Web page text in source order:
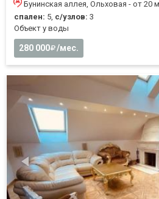
Бунинская аллея, Ольховая - от 20
спален: 5, с/узлов: 3
Объект у воды
280 000 /мес.